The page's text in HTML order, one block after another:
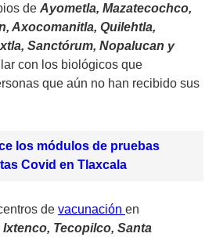
de Ayometla, Mazatecochco,
Axocomanitla, Quilehtla,
Sanctórum, Nopalucan y
con los biológicos que
que aún no han recibido sus
los módulos de pruebas
Covid en Tlaxcala
de vacunación en
Tecopilco, Santa